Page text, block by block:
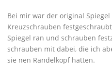
Bei mir war der original
Kreuzschrauben
Spiegel ran und schrauben
schrauben mit dabei, die ich
sie nen Rändelkopf hatten.